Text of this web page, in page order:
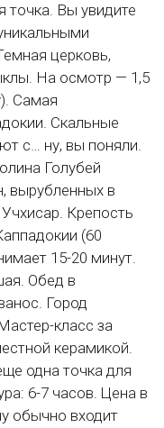
точка. Вы увидите
церковь,
На осмотр — 1,5
Самая
Скальные
с… ну, вы поняли.
Голубей
вырубленных в
Крепость
(60
15-20 минут.
Обед в
Город
класс за
керамикой.
одна точка для
6-7 часов. Цена в
обычно входит